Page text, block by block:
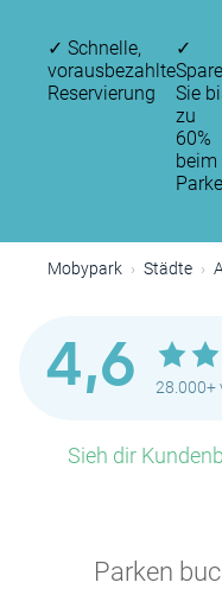
✓ Schnelle,
vorausbezahlte
Reservierung
✓
Sie
zu
60%
beim
Mobypark Städte
4,6 28.000+
Sieh dir
Parken